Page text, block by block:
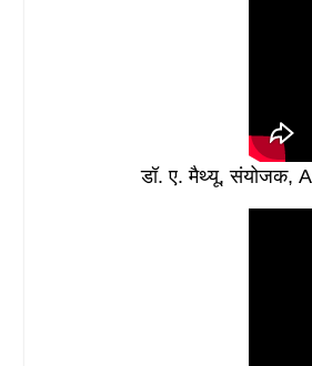
डॉ. ए. मैथ्यू, संयोजक,